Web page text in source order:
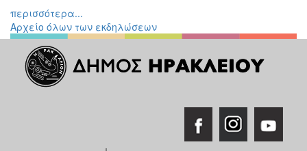
περισσότερα...
Αρχείο όλων των εκδηλώσεων